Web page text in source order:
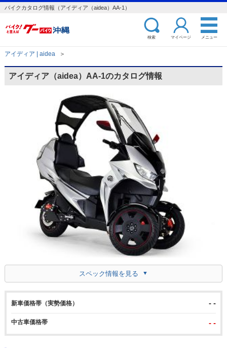
バイクカタログ情報（アイディア（aidea）AA-1）
検索 マイページ メニュー
アイディア | aidea ＞
アイディア（aidea）AA-1のカタログ情報
スペック情報を見る
新車価格帯（実勢価格） - -
中古車価格帯 - -